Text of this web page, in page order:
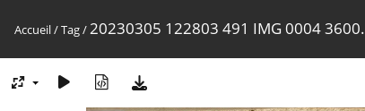
Accueil/Tag/20230305 122803 491 IMG 0004 3600.